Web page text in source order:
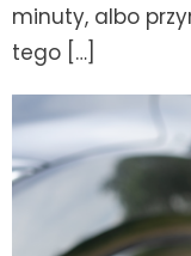
minuty, albo
tego […]